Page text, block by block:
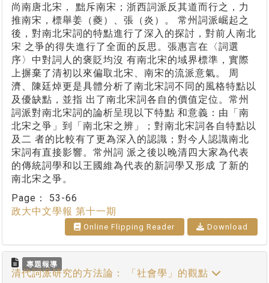
尚南唐北宋， 黜斥南宋；浙西詞派反其道而行之，力
推南宋，標舉姜（夔）、張（炎）。 常州詞派崛起之
後，對南北宋詞的特點進行了深入的探討，對前人南北
宋 之爭的得失進行了全面的反思。張惠言在〈詞選
序〉中對詞人的褒貶均沒 有南北宋的域界標準，實際
上摒棄了清初以來偏取北宋、南宋的流派意氣。 周
濟、陳廷焯更是具體分析了南北宋詞不同的風格特點以
及優缺點，並指 出了南北宋詞各自的價值定位。常州
詞派對南北宋詞的論析呈現以下特點 和意義：由「南
北宋之爭」到「南北宋之辨」；對南北宋詞各自特點以
及二 者的比較有了更為深入的認識；對今人認識南北
宋詞有直接影響。常州詞 派之後以晚清四大家為代表
的傳統詞學和以王國維為代表的新詞學又形成 了新的
南北宋之爭。
Page： 53-66
政大中文學報 第十一期
Online Flipping Reader Download
專題報導
清代詞派研究的方法論： 「社會學」的觀點